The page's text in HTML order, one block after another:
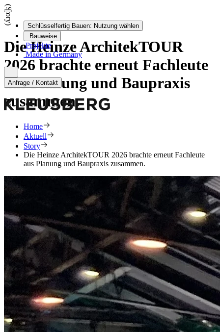
Schlüsselfertig Bauen: Nutzung wählen
Bauweise
Projekte
Made in Germany
Anfrage / Kontakt
(Story)
Die Heinze ArchitekTOUR
2026 brachte erneut Fachleute
aus Planung und Baupraxis
zusammen.
Home
Aktuell
Story
Die Heinze ArchitekTOUR 2026 brachte erneut Fachleute
aus Planung und Baupraxis zusammen.